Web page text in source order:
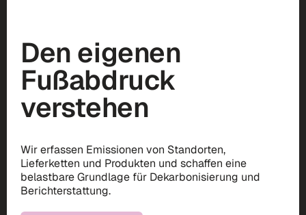
Den eigenen
Fußabdruck
verstehen
Wir erfassen Emissionen von Standorten,
Lieferketten und Produkten und schaffen eine
belastbare Grundlage für Dekarbonisierung und
Berichterstattung.